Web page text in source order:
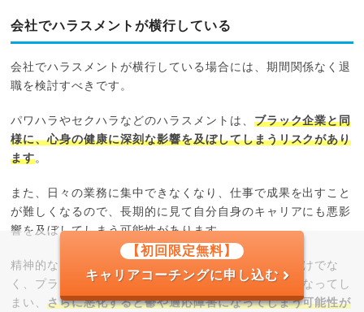
会社でハラスメントが横行している
会社でハラスメントが横行している場合には、期間関係なく退
職を検討すべきです。
パワハラやセクハラなどのハラスメントは、 ブラック企業と同
様に、心身の健康に深刻な影響を及ぼしてしまうリスクがあり
ます。
また、日々の業務に集中できなくなり、仕事で成果を出すこと
が難しくなるので、長期的に見て自分自身のキャリアにも悪影
響を及ぼしてしまう可能性があります。
精神的なダメージが溜まっていくと、目の前の業務だけでな
く、プライベートに友人に会うことや趣味まで億劫になってし
まい、さらに悪化すると鬱や適応障害になってしまう可能性が
【初回限定無料】
キャリアコーチングに申し込む